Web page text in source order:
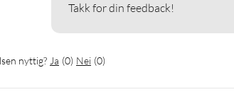
Takk for din feedback!
nyttig? Ja (0) Nei (0)